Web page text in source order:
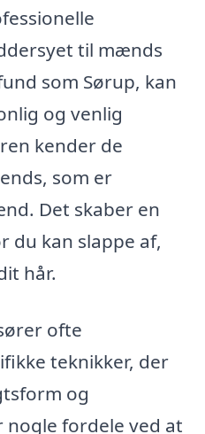
til mænds
som Sørup, kan
og venlig
kender de
som er
Det skaber en
kan slappe af,
hår.
ofte
teknikker, der
og
nogle fordele ved at